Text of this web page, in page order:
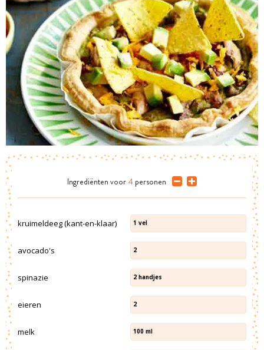
Ingrediënten voor 4 personen
kruimeldeeg (kant-en-klaar) 1 vel
avocado's 2
spinazie 2 handjes
eieren 2
melk 100 ml